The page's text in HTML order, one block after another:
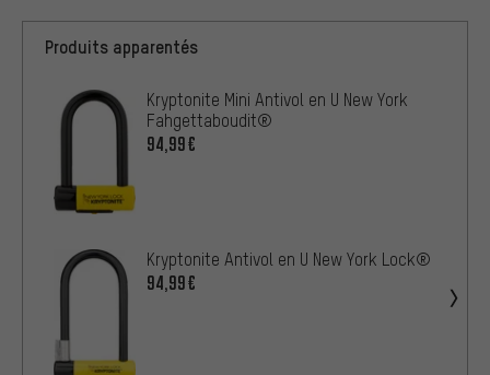
Produits apparentés
Kryptonite Mini Antivol en U New York
Fahgettaboudit®
94,99€
Kryptonite Antivol en U New York Lock®
94,99€